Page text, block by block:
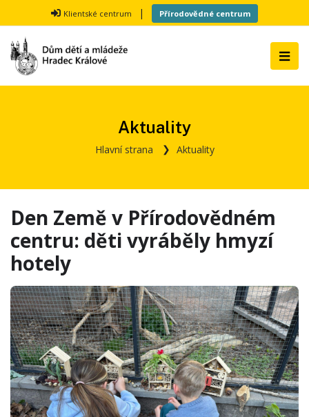
Klientské centrum | Přírodovědné centrum
Aktuality
Hlavní strana Aktuality
Den Země v Přírodovědném
centru: děti vyráběly hmyzí
hotely